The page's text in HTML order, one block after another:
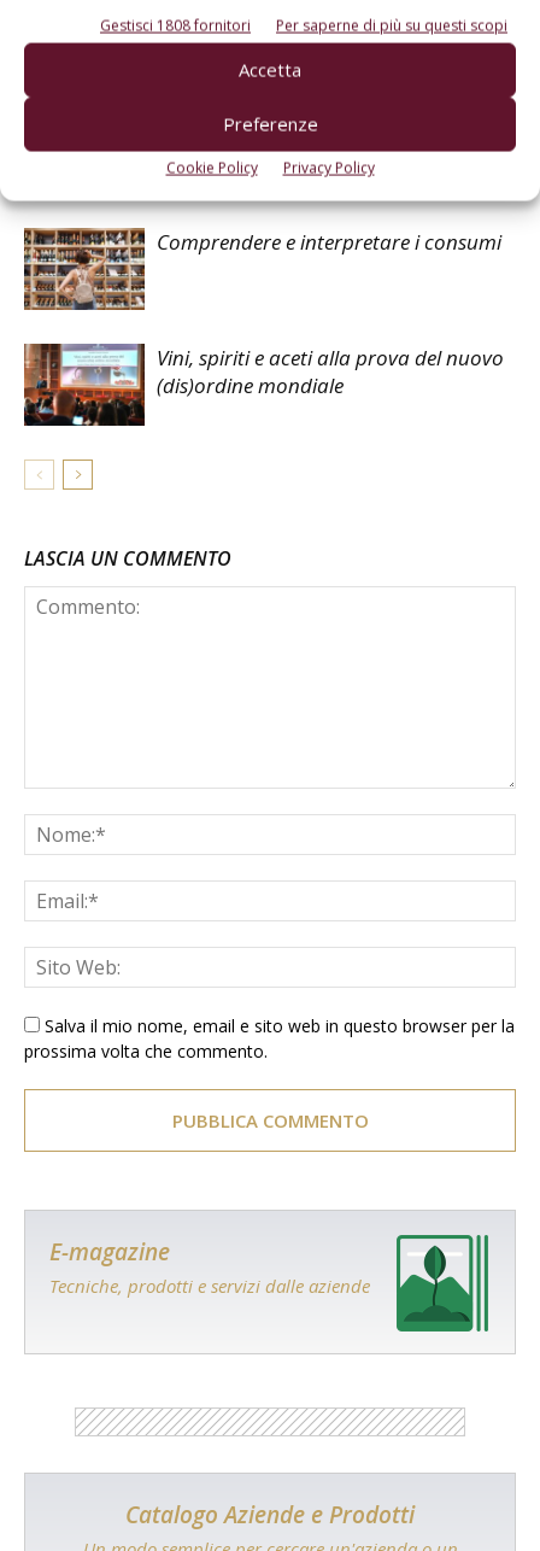
Gestisci 1808 fornitori Per saperne di più su questi scopi
Accetta
Preferenze
Cookie Policy Privacy Policy
Usa: dazi al 10%, ma permane
l’incertezza nei rapporti con la Ue
Comprendere e interpretare i consumi
Vini, spiriti e aceti alla prova del nuovo
(dis)ordine mondiale
LASCIA UN COMMENTO
Salva il mio nome, email e sito web in questo browser per la
prossima volta che commento.
E-magazine
Tecniche, prodotti e servizi dalle aziende
Catalogo Aziende e Prodotti